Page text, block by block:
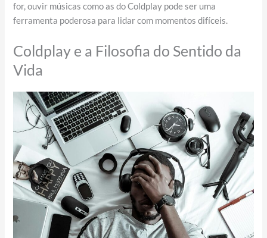
for, ouvir músicas como as do Coldplay pode ser uma
ferramenta poderosa para lidar com momentos difíceis.
Coldplay e a Filosofia do Sentido da
Vida